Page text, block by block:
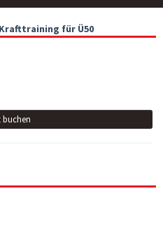
für Ü50
buchen